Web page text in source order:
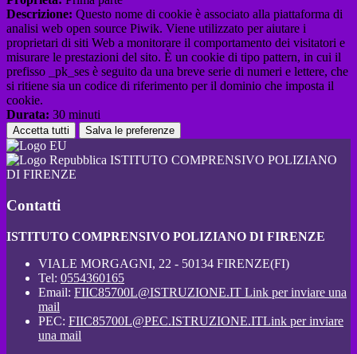
Descrizione: Questo nome di cookie è associato alla piattaforma di
analisi web open source Piwik. Viene utilizzato per aiutare i
proprietari di siti Web a monitorare il comportamento dei visitatori e
misurare le prestazioni del sito. È un cookie di tipo pattern, in cui il
prefisso _pk_ses è seguito da una breve serie di numeri e lettere, che
si ritiene sia un codice di riferimento per il dominio che imposta il
cookie.
Durata: 30 minuti
Accetta tutti Salva le preferenze
ISTITUTO COMPRENSIVO POLIZIANO
DI FIRENZE
Contatti
ISTITUTO COMPRENSIVO POLIZIANO DI FIRENZE
VIALE MORGAGNI, 22 - 50134 FIRENZE(FI)
Tel: 0554360165
Email: FIIC85700L@ISTRUZIONE.IT Link per inviare una
mail
PEC: FIIC85700L@PEC.ISTRUZIONE.ITLink per inviare
una mail